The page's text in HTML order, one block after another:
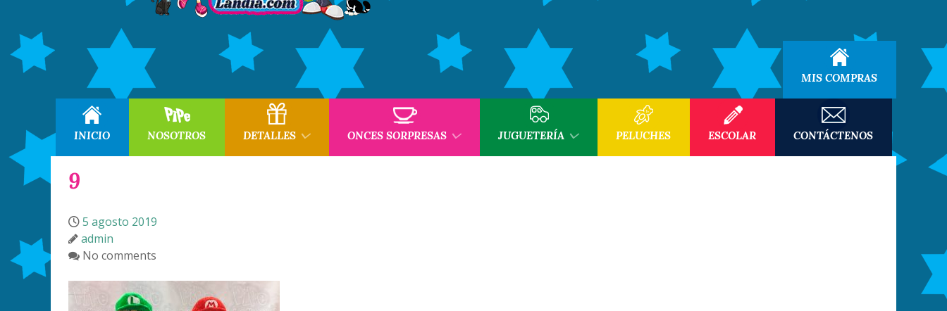
MIS COMPRAS
INICIO NOSOTROS DETALLES ONCES SORPRESAS JUGUETERÍA PELUCHES ESCOLAR CONTÁCTENOS
9
5 agosto 2019
admin
No comments